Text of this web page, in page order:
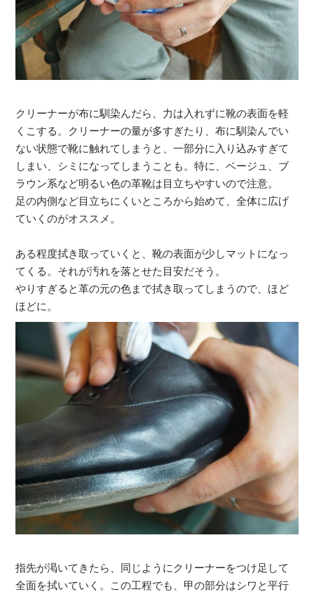
クリーナーが布に馴染んだら、力は入れずに靴の表面を軽
くこする。クリーナーの量が多すぎたり、布に馴染んでい
ない状態で靴に触れてしまうと、一部分に入り込みすぎて
しまい、シミになってしまうことも。特に、ベージュ、ブ
ラウン系など明るい色の革靴は目立ちやすいので注意。
足の内側など目立ちにくいところから始めて、全体に広げ
ていくのがオススメ。
ある程度拭き取っていくと、靴の表面が少しマットになっ
てくる。それが汚れを落とせた目安だそう。
やりすぎると革の元の色まで拭き取ってしまうので、ほど
ほどに。
指先が渇いてきたら、同じようにクリーナーをつけ足して
全面を拭いていく。この工程でも、甲の部分はシワと平行